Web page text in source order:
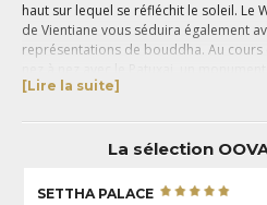
haut sur lequel se réfléchit le soleil. Le
de Vientiane vous séduira également
représentations de bouddha. Au cours
souvent à l’Arc de Triomphe et
même la rue.
vingtaine de kilomètres de la ville, et
[Lire la suite]
La sélection
SETTHA PALACE